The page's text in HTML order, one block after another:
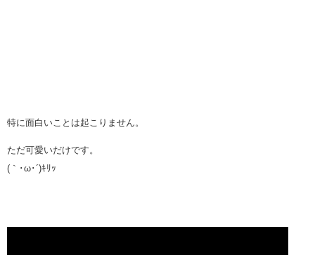
特に面白いことは起こりません。
ただ可愛いだけです。
(｀･ω･´)ｷﾘｯ